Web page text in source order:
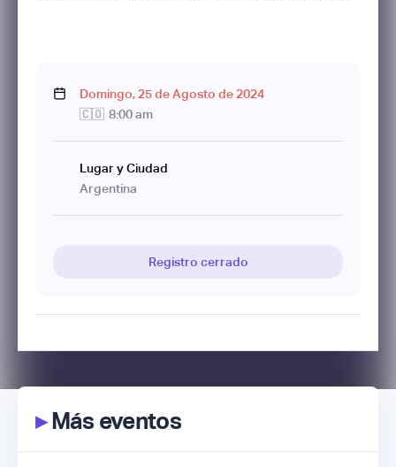
Domingo, 25deAgosto de 2024
🇨🇴 8:00 am
Lugar y Ciudad
Argentina
Registro cerrado
▸Más eventos